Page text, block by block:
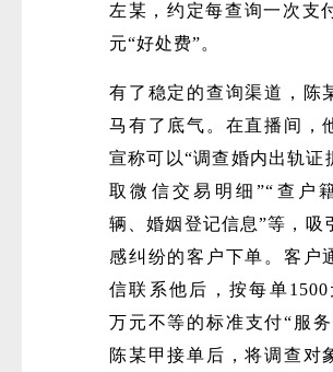
左某，约定每查询一次支
元“好处费”。
有了稳定的查询渠道，陈
马有了底气。在直播间，
宣称可以“调查婚内出轨证
取微信交易明细”“查户
辆、婚姻登记信息”等，吸
感纠纷的客户下单。客户
信联系他后，按每单1500
万元不等的标准支付“服务
陈某甲接单后，将调查对